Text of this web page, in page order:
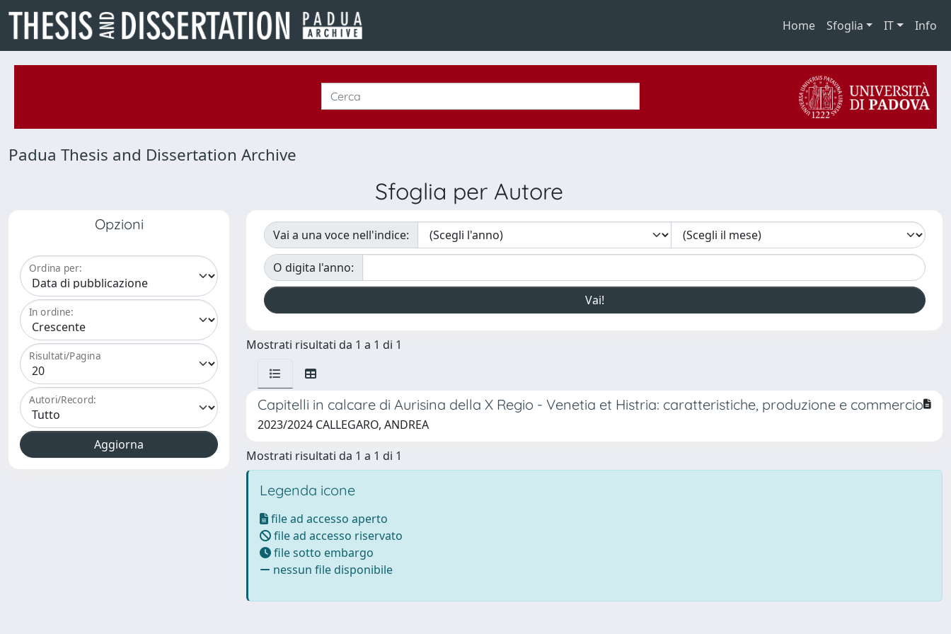
Home Sfoglia IT Info
Padua Thesis and Dissertation Archive
Sfoglia per Autore
Opzioni
Ordina per:
In ordine:
Risultati/Pagina
Autori/Record:
Vai a una voce nell'indice:
O digita l'anno:
Mostrati risultati da 1 a 1 di 1
Capitelli in calcare di Aurisina della X Regio - Venetia et Histria: caratteristiche, produzione e commercio
2023/2024 CALLEGARO, ANDREA
Mostrati risultati da 1 a 1 di 1
Legenda icone
file ad accesso aperto
file ad accesso riservato
file sotto embargo
nessun file disponibile